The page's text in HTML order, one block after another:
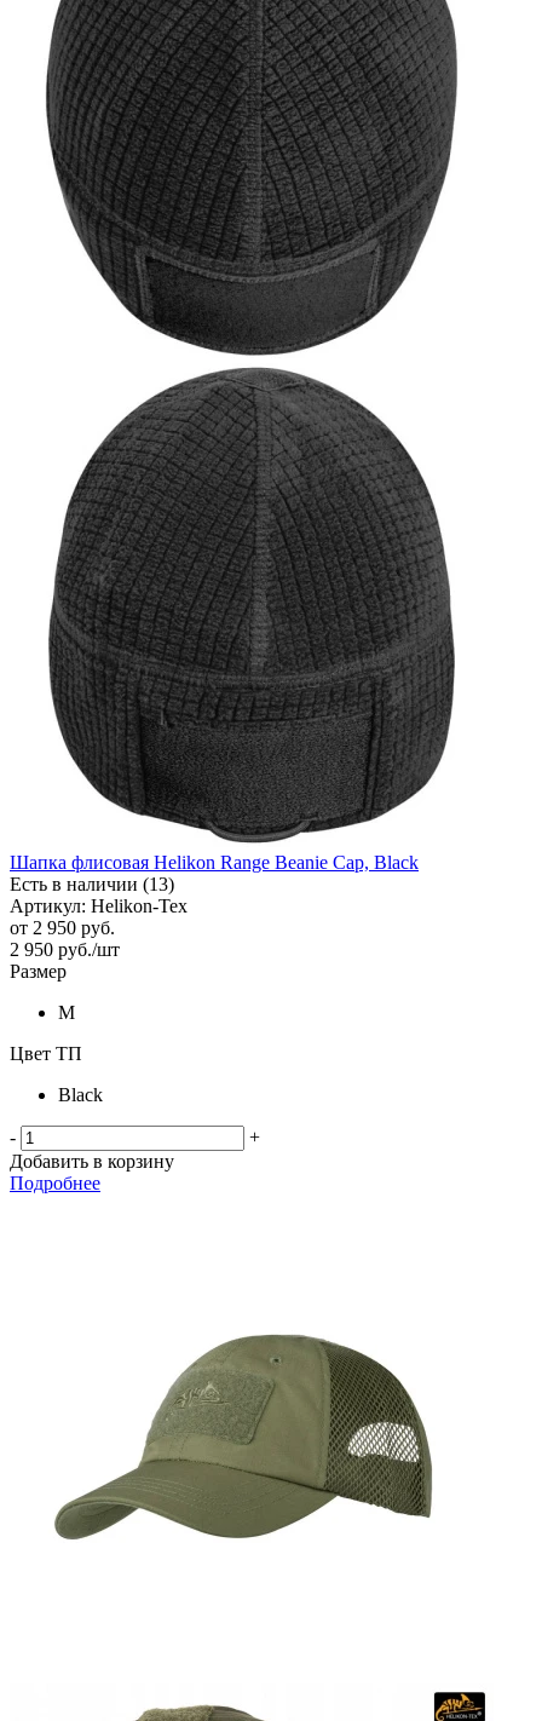
Шапка флисовая Helikon Range Beanie Cap, Black
Есть в наличии (13)
Артикул: Helikon-Tex
от 2 950 руб.
2 950 руб./шт
Размер
M
Цвет ТП
Black
-
+
Добавить в корзину
Подробнее